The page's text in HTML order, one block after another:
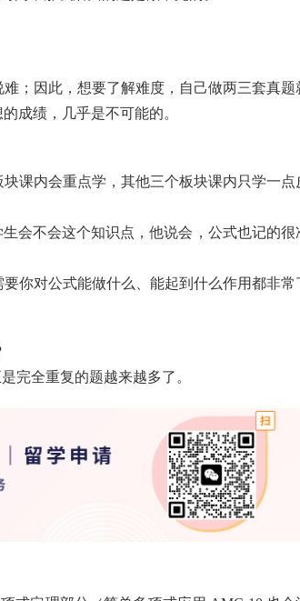
；因此，想要了解难度，自己做两三套真题
成绩，几乎是不可能的。
课内会重点学，其他三个板块课内只学一点
会不会这个知识点，他说会，公式也记的很
你对公式能做什么、能起到什么作用都非常
完全重复的题越来越多了。